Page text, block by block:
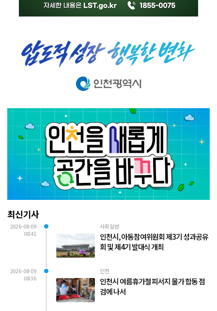
최신기사
2026-08-09
08:41
사회일반
인천시, 아동참여위원회 제3기 성과공유
회 및 제4기 발대식 개최
2026-08-09
08:36
인천
인천시 여름휴가철 피서지 물가 합동 점
검에 나서